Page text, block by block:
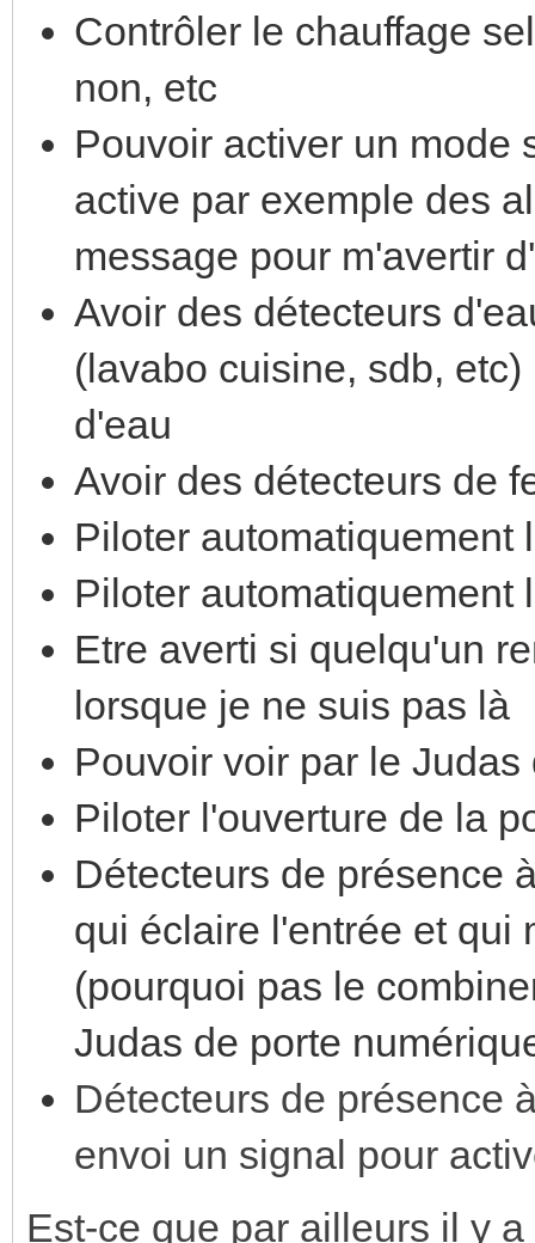
Contrôler le chauffage
non, etc
Pouvoir activer un mode
active par exemple des
message pour m'avertir
Avoir des détecteurs
(lavabo cuisine, sdb,
d'eau
Avoir des détecteurs de
Piloter automatiquement
Piloter automatiquement
Etre averti si quelqu'un
lorsque je ne suis pas là
Pouvoir voir par le
Piloter l'ouverture de la
Détecteurs de présence
qui éclaire l'entrée et qui
(pourquoi pas le
Judas de porte
Détecteurs de présence
envoi un signal pour
Est-ce que par ailleurs il y